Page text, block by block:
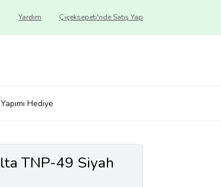
Çiçeksepeti'nde Satış Yap
Yardım
Hediye
TNP-49 Siyah